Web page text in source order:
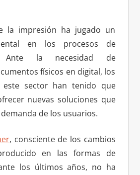
la impresión ha jugado un
en los procesos de
Ante la necesidad de
físicos en digital, los
este sector han tenido que
nuevas soluciones que
de los usuarios.
, consciente de los cambios
en las formas de
los últimos años, no ha